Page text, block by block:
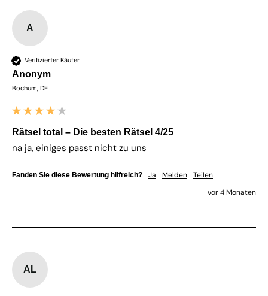
A
Verifizierter Käufer
Anonym
Bochum, DE
Rätsel total – Die besten Rätsel 4/25
na ja, einiges passt nicht zu uns
Fanden Sie diese Bewertung hilfreich? Ja Melden
Teilen
vor 4 Monaten
AL